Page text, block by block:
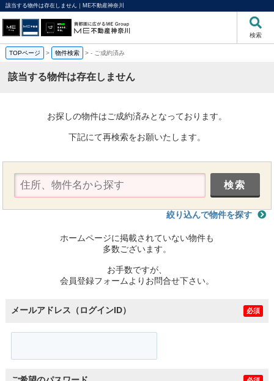
該当する物件は存在しません｜ME不動産神奈川
検索
TOPページ > 物件検索 >- ご成約済み
該当する物件は存在しません
お探しの物件はご成約済みとなっております。
下記にて再検索をお願いたします。
絞り込んで物件を探す
ホームページに掲載されていない物件も
多数ございます。
お手数ですが、
会員登録フォームよりお問合せ下さい。
メールアドレス（ログインID） 必須